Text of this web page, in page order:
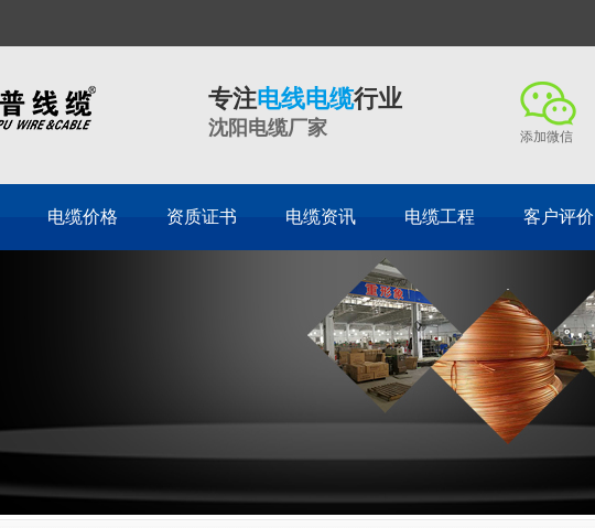
专注电线电缆行业
沈阳电缆厂家 添加微信
电缆价格 资质证书 电缆资讯 电缆工程 客户评价